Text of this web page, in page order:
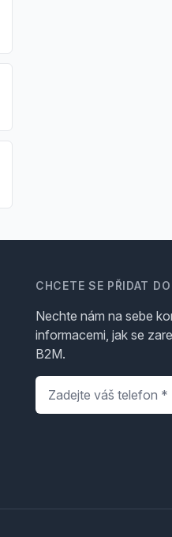
CHCETE SE PŘIDAT
Nechte nám na sebe
informacemi, jak se
B2M.
Telefon